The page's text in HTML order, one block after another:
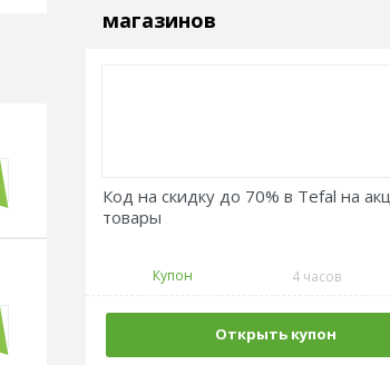
магазинов
Код на скидку до 70% в Tefal на
товары
Купон 4 часов
Открыть купон